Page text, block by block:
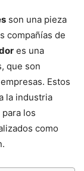
son una pieza
compañías de
es una
que son
Estos
la industria
los
como